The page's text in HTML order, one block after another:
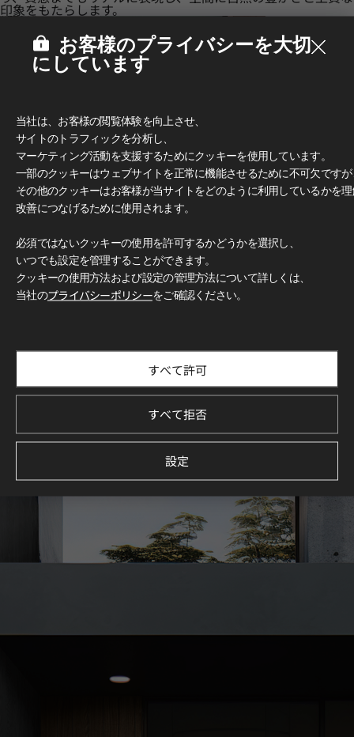
印象をもたらします。
多彩なデザインとカラー
豊富なカラーと柄で、無限のデザイン可能性をお楽しみいただ
けます。 クラシックな木目柄からモダンなグレー、トレンド
感のあふれるアクセントカラーまで、 独創的で洗練された空
LX Hausys Exterior Filmを使用した住宅・商業施設のデザイ
ン事例をご紹介します。
厳選された空間コレクションを通じて、理想の空間づくりを
続きを見る
お客様のプライバシーを大切
にしています
当社は、お客様の閲覧体験を向上させ、
サイトのトラフィックを分析し、
マーケティング活動を支援するためにクッキーを使用しています。
一部のクッキーはウェブサイトを正常に機能させるために不可欠です
その他のクッキーはお客様が当サイトをどのように利用しているかを
改善につなげるために使用されます。
必須ではないクッキーの使用を許可するかどうかを選択し、
いつでも設定を管理することができます。
クッキーの使用方法および設定の管理方法について詳しくは、
当社のプライバシーポリシーをご確認ください。
すべて許可
すべて拒否
設定